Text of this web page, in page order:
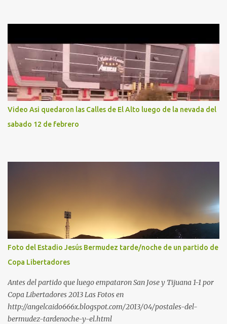
Video Asi quedaron las Calles de El Alto luego de la nevada del
sabado 12 de febrero
Foto del Estadio Jesús Bermudez tarde/noche de un partido de
Copa Libertadores
Antes del partido que luego empataron San Jose y Tijuana 1-1 por
Copa Libertadores 2013 Las Fotos en
http://angelcaido666x.blogspot.com/2013/04/postales-del-
bermudez-tardenoche-y-el.html